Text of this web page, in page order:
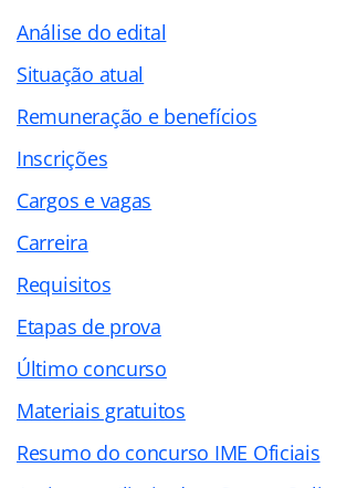
Análise do edital
Situação atual
Remuneração e benefícios
Inscrições
Cargos e vagas
Carreira
Requisitos
Etapas de prova
Último concurso
Materiais gratuitos
Resumo do concurso IME Oficiais